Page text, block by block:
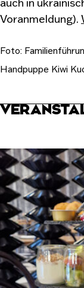
Voranmeldung).
Foto:
Handpuppe Kiwi